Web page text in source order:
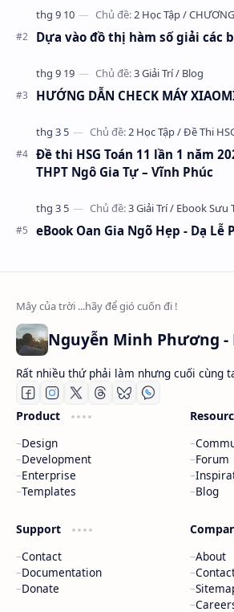
Dựa vào đồ thị hàm số giải các
HƯỚNG DẪN CHECK MÁY
Đề thi HSG Toán 11 lần 1 năm
THPT Ngô Gia Tự – Vĩnh Phúc
eBook Oan Gia Ngõ Hẹp - Dạ Lễ
Rất nhiều thứ phải làm nhưng cuối cùng
Product
Design
Development
Enterprise
Templates
Forum
Blog
Support
Contact
Documentation
Donate
About